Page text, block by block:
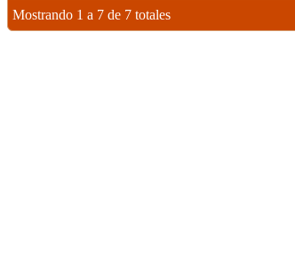
Mostrando 1 a 7 de 7 totales